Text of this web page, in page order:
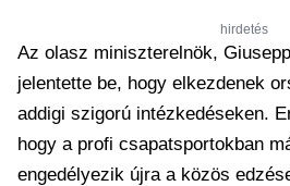
hirdetés
Az olasz miniszterelnök,
jelentette be, hogy elkezdenek
addigi szigorú intézkedéseken.
hogy a profi csapatsportokban
engedélyezik újra a közös